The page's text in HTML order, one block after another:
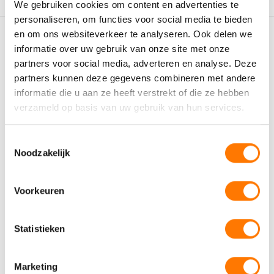
We gebruiken cookies om content en advertenties te
personaliseren, om functies voor social media te bieden
en om ons websiteverkeer te analyseren. Ook delen we
informatie over uw gebruik van onze site met onze
partners voor social media, adverteren en analyse. Deze
partners kunnen deze gegevens combineren met andere
informatie die u aan ze heeft verstrekt of die ze hebben
verzameld op basis van uw gebruik van hun services.
Noodzakelijk
Voorkeuren
Statistieken
Marketing
Gerelateerde producten
Compleet 60L Ratio 5:1
€ 1.143,89